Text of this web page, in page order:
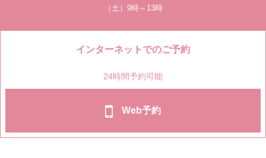
（土）9時～13時
インターネットでのご予約
24時間予約可能
Web予約